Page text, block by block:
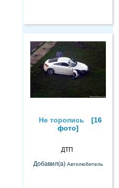
Не торопись
[16
фото]
ДТП
Добавил(а) Автолюбитель